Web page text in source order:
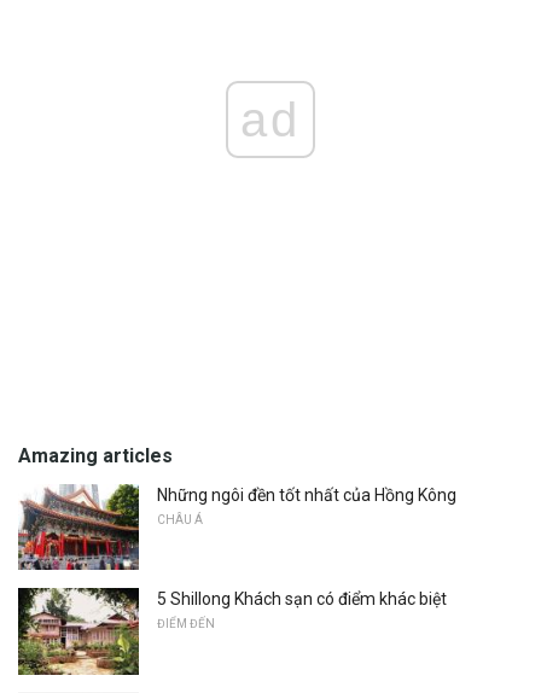
ad
Amazing articles
Những ngôi đền tốt nhất của Hồng Kông
CHÂU Á
5 Shillong Khách sạn có điểm khác biệt
ĐIỂM ĐẾN